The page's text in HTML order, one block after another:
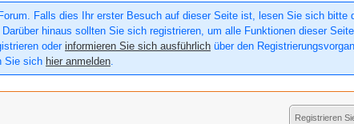
Falls dies Ihr erster Besuch auf dieser Seite ist, lesen Sie sich bitte
hinaus sollten Sie sich registrieren, um alle Funktionen dieser
oder informieren Sie sich ausführlich über den
Sie sich hier anmelden.
Registrieren